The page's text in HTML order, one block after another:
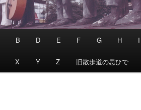
B D E F G H I
X Y Z 旧散歩道の思ひで